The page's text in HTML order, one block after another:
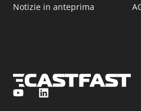
Notizie in anteprima